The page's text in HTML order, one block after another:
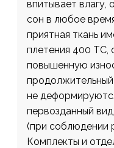
впитывает влагу,
сон в любое
приятная ткань
плетения 400
повышенную
не
первозданный
(при соблюдении
Комплекты и